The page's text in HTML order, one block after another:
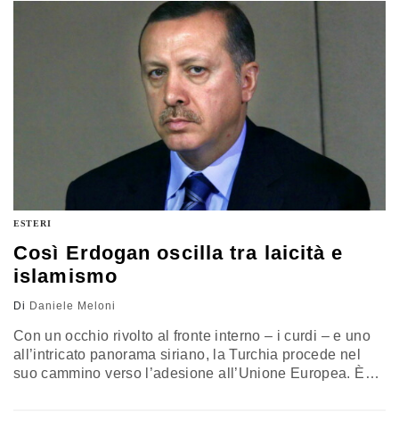
ESTERI
Così Erdogan oscilla tra laicità e
islamismo
Di Daniele Meloni
Con un occhio rivolto al fronte interno – i curdi – e uno
all’intricato panorama siriano, la Turchia procede nel
suo cammino verso l’adesione all’Unione Europea. È